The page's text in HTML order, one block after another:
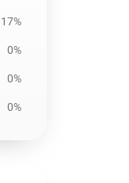
17%
0%
0%
0%